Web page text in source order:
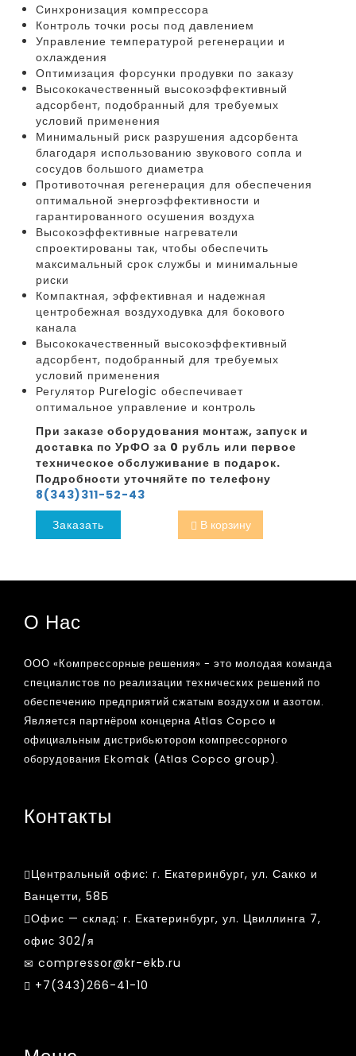
Синхронизация компрессора
Контроль точки росы под давлением
Управление температурой регенерации и
охлаждения
Оптимизация форсунки продувки по заказу
Высококачественный высокоэффективный
адсорбент, подобранный для требуемых
условий применения
Минимальный риск разрушения адсорбента
благодаря использованию звукового сопла и
сосудов большого диаметра
Противоточная регенерация для обеспечения
оптимальной энергоэффективности и
гарантированного осушения воздуха
Высокоэффективные нагреватели
спроектированы так, чтобы обеспечить
максимальный срок службы и минимальные
риски
Компактная, эффективная и надежная
центробежная воздуходувка для бокового
канала
Высококачественный высокоэффективный
адсорбент, подобранный для требуемых
условий применения
Регулятор Purelogic обеспечивает
оптимальное управление и контроль
При заказе оборудования монтаж, запуск и
доставка по УрФО за 0 рубль или первое
техническое обслуживание в подарок.
Подробности уточняйте по телефону
8(343)311-52-43
Заказать
В корзину
О Нас
ООО «Компрессорные решения» - это молодая команда
специалистов по реализации технических решений по
обеспечению предприятий сжатым воздухом и азотом.
Является партнёром концерна Atlas Copco и
официальным дистрибьютором компрессорного
оборудования Ekomak (Atlas Copco group).
Контакты
Центральный офис: г. Екатеринбург, ул. Сакко и
Ванцетти, 58Б
Офис — склад: г. Екатеринбург, ул. Цвиллинга 7,
офис 302/я
compressor@kr-ekb.ru
+7(343)266-41-10